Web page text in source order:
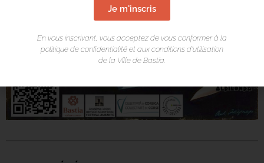
Je m'inscris
En vous inscrivant, vous acceptez de vous conformer à la
politique de confidentialité et aux conditions d’utilisation
de la Ville de Bastia.